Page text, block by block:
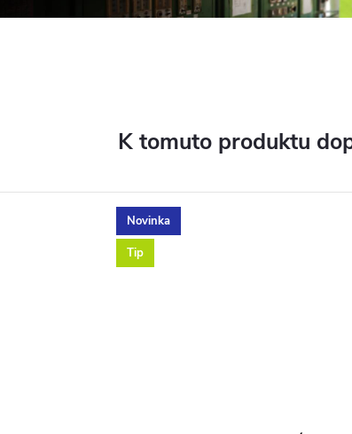
K tomuto produktu
Novinka
Tip